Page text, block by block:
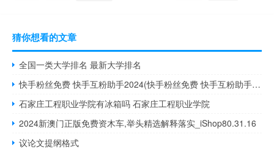
猜你想看的文章
全国一类大学排名 最新大学排名
快手粉丝免费 快手互粉助手2024(快手粉丝免费 快手互粉助手2024下载)
石家庄工程职业学院有冰箱吗 石家庄工程职业学院
2024新澳门正版免费资木车,举头精选解释落实_iShop80.31.16
议论文提纲格式